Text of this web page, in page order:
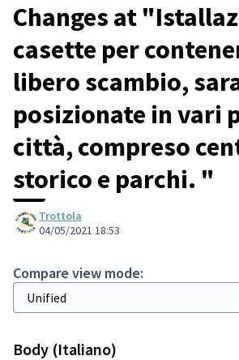
Changes at
casette per
libero scambio,
posizionate in vari
città, compreso
storico e parchi. "
Trottola
04/05/2021 18:53
Compare view mode:
Body (Italiano)